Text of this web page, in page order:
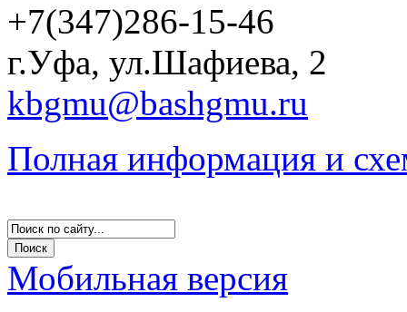
+7(347)286-15-46
г.Уфа, ул.Шафиева, 2
kbgmu@bashgmu.ru
Полная информация и
Мобильная версия